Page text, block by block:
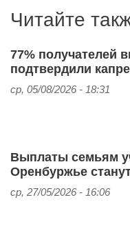
Читайте
77% получателей
подтвердили
ср, 05/08/2026 - 18:31
Выплаты семьям
Оренбуржье
ср, 27/05/2026 - 16:06